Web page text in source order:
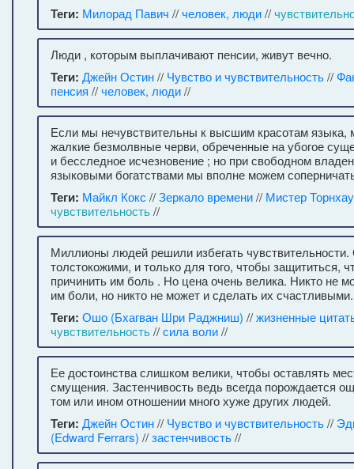
Теги: Милорад Павич //человек, люди//
Люди , которым выплачивают пенсии, живут вечно.
Теги: Джейн Остин// Чувство и чувствительность//
пенсия //человек, люди//
Если мы нечувствительны к высшим красотам языка,
жалкие безмолвные черви, обреченные на убогое
и бесследное исчезновение ; но при свободном
языковыми богатствами мы вполне можем
Теги: Майкл Кокс //Зеркало времени// Мистер Торнхау
чувствительность//
Миллионы людей решили избегать
толстокожими, и только для того, чтобы защититься,
причинить им боль . Но цена очень велика. Никто не
им боли, но никто не может и сделать их счастливыми.
Теги: Ошо (Бхагван Шри Раджниш) //жизненные
чувствительность//сила воли//
Ее достоинства слишком велики, чтобы оставлять
смущения. Застенчивость ведь всегда порождается
том или ином отношении много хуже других людей.
Теги: Джейн Остин// Чувство и чувствительность//
(Edward Ferrars) //застенчивость//